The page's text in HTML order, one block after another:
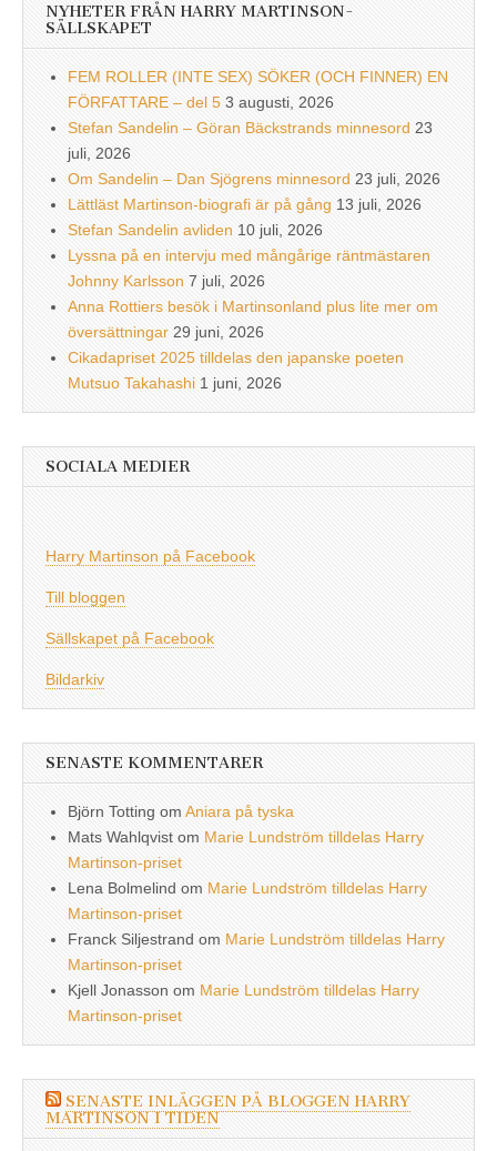
NYHETER FRÅN HARRY MARTINSON-
SÄLLSKAPET
FEM ROLLER (INTE SEX) SÖKER (OCH FINNER) EN
FÖRFATTARE – del 5 3 augusti, 2026
Stefan Sandelin – Göran Bäckstrands minnesord 23
juli, 2026
Om Sandelin – Dan Sjögrens minnesord 23 juli, 2026
Lättläst Martinson-biografi är på gång 13 juli, 2026
Stefan Sandelin avliden 10 juli, 2026
Lyssna på en intervju med mångårige räntmästaren
Johnny Karlsson 7 juli, 2026
Anna Rottiers besök i Martinsonland plus lite mer om
översättningar 29 juni, 2026
Cikadapriset 2025 tilldelas den japanske poeten
Mutsuo Takahashi 1 juni, 2026
SOCIALA MEDIER
Harry Martinson på Facebook
Till bloggen
Sällskapet på Facebook
Bildarkiv
SENASTE KOMMENTARER
Björn Totting om Aniara på tyska
Mats Wahlqvist om Marie Lundström tilldelas Harry
Martinson-priset
Lena Bolmelind om Marie Lundström tilldelas Harry
Martinson-priset
Franck Siljestrand om Marie Lundström tilldelas Harry
Martinson-priset
Kjell Jonasson om Marie Lundström tilldelas Harry
Martinson-priset
SENASTE INLÄGGEN PÅ BLOGGEN HARRY
MARTINSON I TIDEN